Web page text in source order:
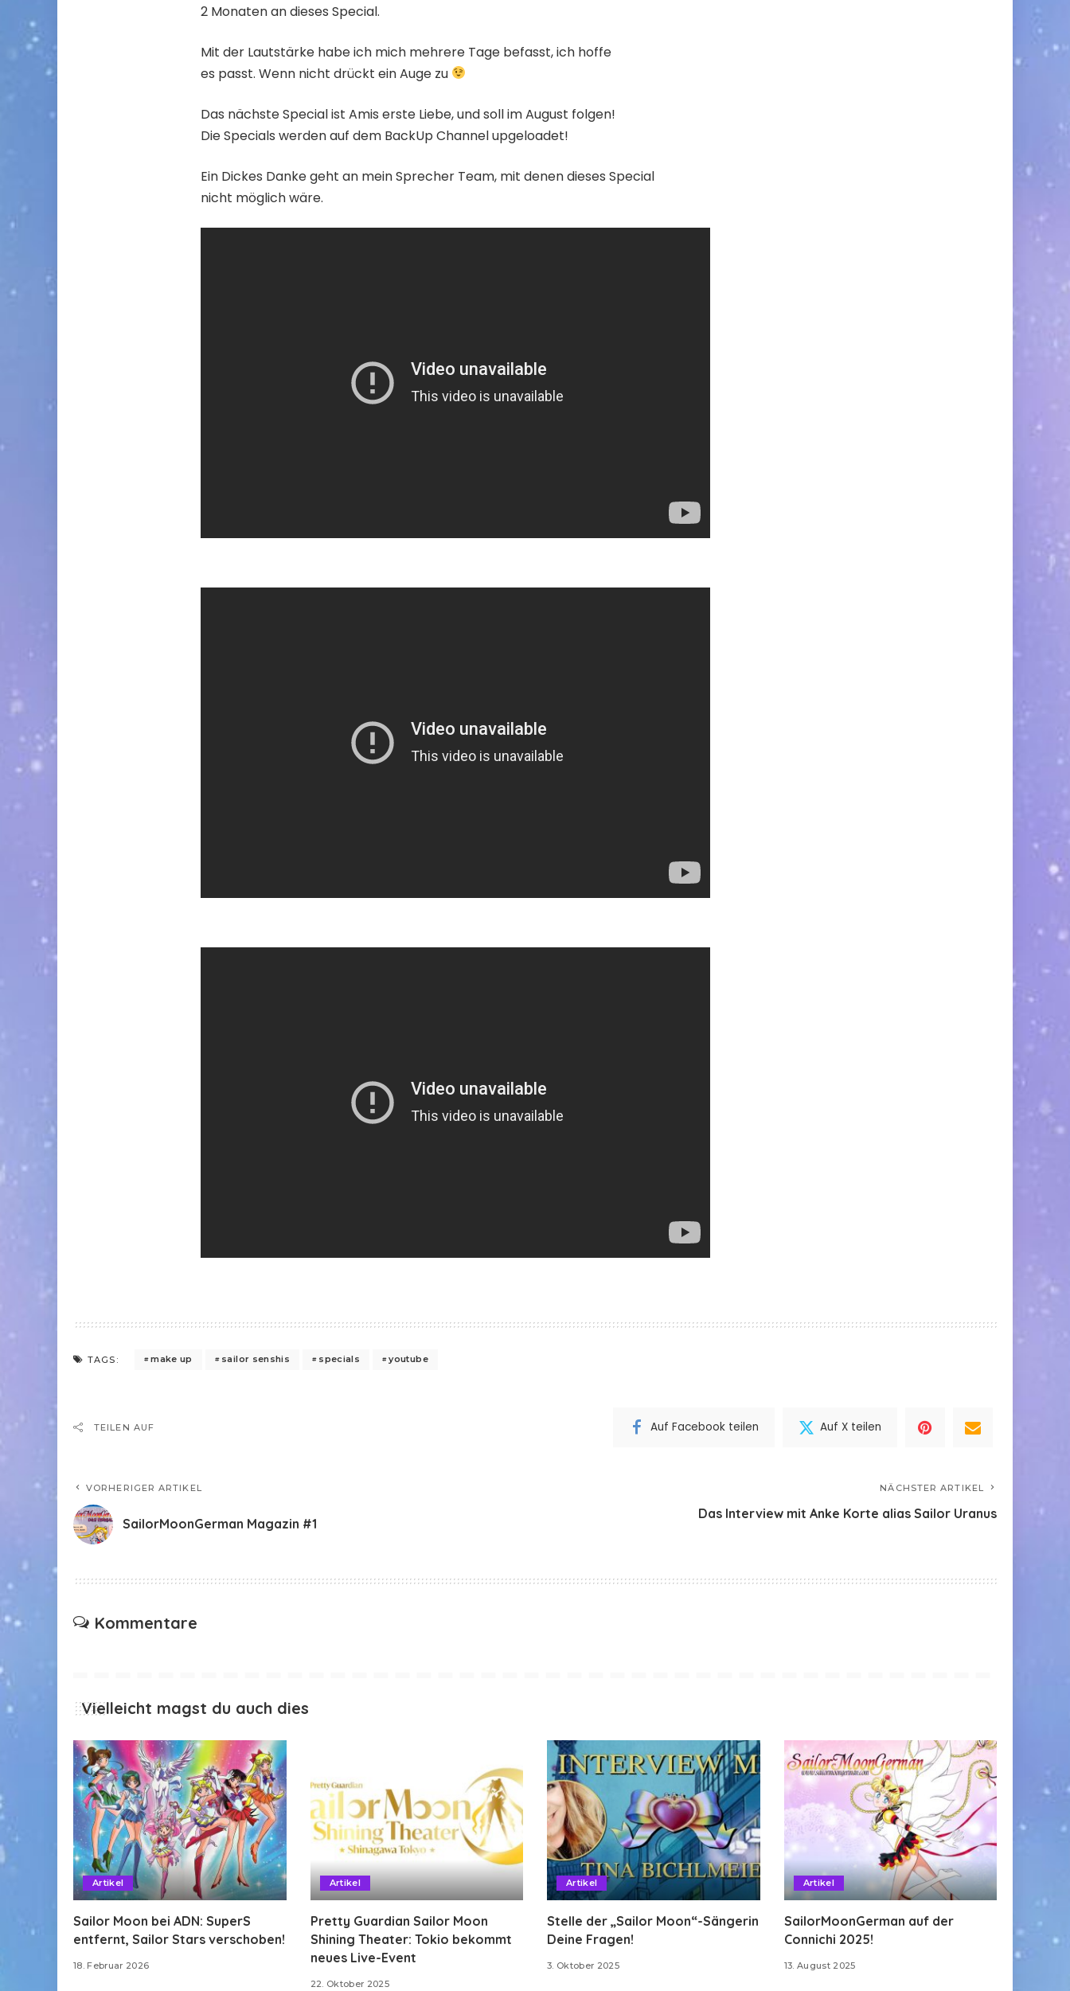
2 Monaten an dieses Special.
Mit der Lautstärke habe ich mich mehrere Tage befasst, ich hoffe
es passt. Wenn nicht drückt ein Auge zu
Das nächste Special ist Amis erste Liebe, und soll im August folgen!
Die Specials werden auf dem BackUp Channel upgeloadet!
Ein Dickes Danke geht an mein Sprecher Team, mit denen dieses Special
nicht möglich wäre.
TAGS: make up sailor senshis specials youtube
TEILEN AUF Auf Facebook teilen Auf X teilen
VORHERIGER ARTIKEL
SailorMoonGerman Magazin #1
NÄCHSTER ARTIKEL
Das Interview mit Anke Korte alias Sailor Uranus
Kommentare
Vielleicht magst du auch dies
Artikel
Sailor Moon bei ADN: SuperS
entfernt, Sailor Stars verschoben!
18. Februar 2026
Artikel
Pretty Guardian Sailor Moon
Shining Theater: Tokio bekommt
neues Live-Event
22. Oktober 2025
Artikel
Stelle der „Sailor Moon“-Sängerin
Deine Fragen!
3. Oktober 2025
Artikel
SailorMoonGerman auf der
Connichi 2025!
13. August 2025